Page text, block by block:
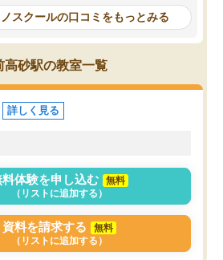
く、親身なコー
滞期もモチベー
た。「やらされ
ための勉強」へ
、目標校への合
の仕方をコーチングして
ルなので、家での学習習
身につきました。結果と
た英語の偏差値が10以上
していた公立高校に無事
た。自分から学ぶ姿勢を
スクールの口コミをもっとみる
高砂駅の教室一覧
詳しく見る
料体験を申し込む
無料
（リストに追加する）
資料を請求する
無料
（リストに追加する）